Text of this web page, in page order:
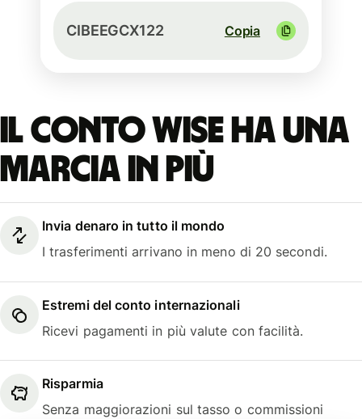
CIBEEGCX122 Copia
Il conto Wise ha una
marcia in più
Invia denaro in tutto il mondo
I trasferimenti arrivano in meno di 20 secondi.
Estremi del conto internazionali
Ricevi pagamenti in più valute con facilità.
Risparmia
Senza maggiorazioni sul tasso o commissioni